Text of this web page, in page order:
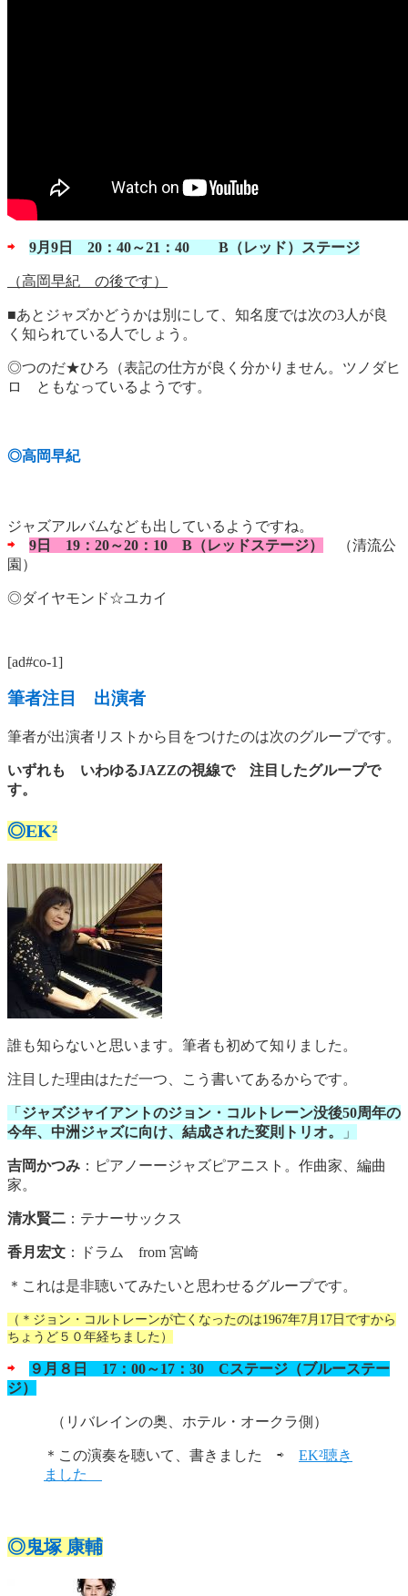
⇨ 9月9日 20：40～21：40 B（レッド）ステージ
（高岡早紀 の後です）
■あとジャズかどうかは別にして、知名度では次の3人が良
く知られている人でしょう。
◎つのだ★ひろ（表記の仕方が良く分かりません。ツノダヒ
ロ ともなっているようです。
◎高岡早紀
ジャズアルバムなども出しているようですね。
⇨
9日 19：20～20：10 B（レッドステージ）
（清流公
園）
◎ダイヤモンド☆ユカイ
[ad#co-1]
筆者注目 出演者
筆者が出演者リストから目をつけたのは次のグループです。
いずれも いわゆるJAZZの視線で 注目したグループで
す。
◎EK²
誰も知らないと思います。筆者も初めて知りました。
注目した理由はただ一つ、こう書いてあるからです。
「 ジャズジャイアントのジョン・コルトレーン没後50周年の
今年、中洲ジャズに向け、結成された変則トリオ。
」
吉岡かつみ ：ピアノーージャズピアニスト。作曲家、編曲
家。
清水賢二 ：テナーサックス
香月宏文 ：ドラム from 宮崎
＊これは是非聴いてみたいと思わせるグループです。
（＊ジョン・コルトレーンが亡くなったのは1967年7月17日ですから
ちょうど５０年経ちました）
⇨
９月８日 17：00～17：30 Cステージ（ブルーステー
ジ）
（リバレインの奥、ホテル・オークラ側）
＊この演奏を聴いて、書きました ⇨ EK²聴き
ました
◎鬼塚 康輔